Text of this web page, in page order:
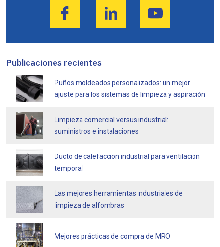
Publicaciones recientes
Puños moldeados personalizados: un mejor
ajuste para los sistemas de limpieza y aspiración
Limpieza comercial versus industrial:
suministros e instalaciones
Ducto de calefacción industrial para ventilación
temporal
Las mejores herramientas industriales de
limpieza de alfombras
Mejores prácticas de compra de MRO